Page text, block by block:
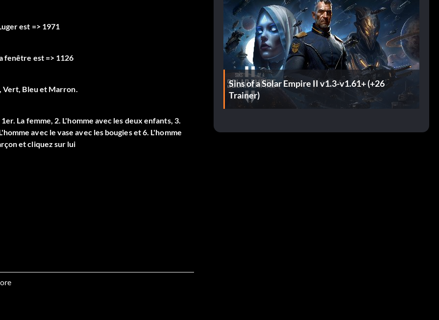
est => 1971
fenêtre est => 1126
Vert, Bleu et Marron.
La femme, 2. L'homme avec les deux enfants, 3.
avec le vase avec les bougies et 6. L'homme
et cliquez sur lui
Sins of a Solar Empire II v1.3-v1.61+ (+26
Trainer)